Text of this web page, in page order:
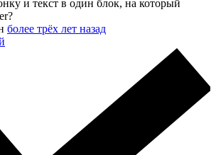
и текст в один блок, на который
более трёх лет назад